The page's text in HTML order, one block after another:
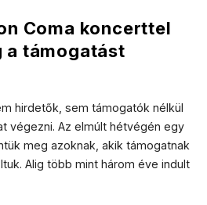
Coma koncerttel
a támogatást
hirdetők, sem támogatók nélkül
végezni. Az elmúlt hétvégén egy
meg azoknak, akik támogatnak
Alig több mint három éve indult